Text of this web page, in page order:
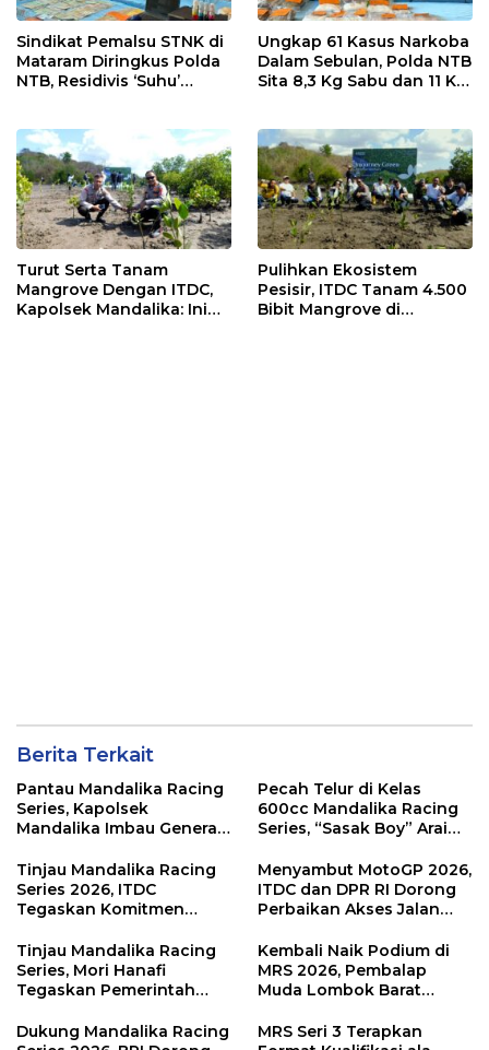
Sindikat Pemalsu STNK di
Mataram Diringkus Polda
NTB, Residivis ‘Suhu’
Ungkap 61 Kasus Narkoba
Dalam Sebulan, Polda NTB
Sita 8,3 Kg Sabu dan 11 Kg
Turut Serta Tanam
Mangrove Dengan ITDC,
Kapolsek Mandalika: Ini
Pulihkan Ekosistem
Pesisir, ITDC Tanam 4.500
Bibit Mangrove di
Berita Terkait
Pantau Mandalika Racing
Series, Kapolsek
Mandalika Imbau Generasi
Sirkuit, Bukan Jalan Raya
Pecah Telur di Kelas
600cc Mandalika Racing
Series, “Sasak Boy” Arai
Kemenangan
Tinjau Mandalika Racing
Series 2026, ITDC
Tegaskan Komitmen
Dampak Ekonomi
Kawasan
Menyambut MotoGP 2026,
ITDC dan DPR RI Dorong
Perbaikan Akses Jalan
di KEK Mandalika
Tinjau Mandalika Racing
Series, Mori Hanafi
Tegaskan Pemerintah
NTB
Kembali Naik Podium di
MRS 2026, Pembalap
Muda Lombok Barat
Menuju Tingkat Asia
Dukung Mandalika Racing
MRS Seri 3 Terapkan